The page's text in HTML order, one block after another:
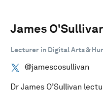
James
Lecturer in Digital Arts &
@jamescosullivan
Dr James O’Sullivan